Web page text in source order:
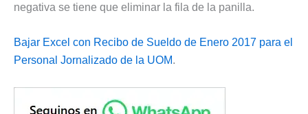
negativa se tiene que eliminar la fila de la panilla.
Bajar Excel con Recibo de Sueldo de Enero 2017 para el
Personal Jornalizado de la UOM.